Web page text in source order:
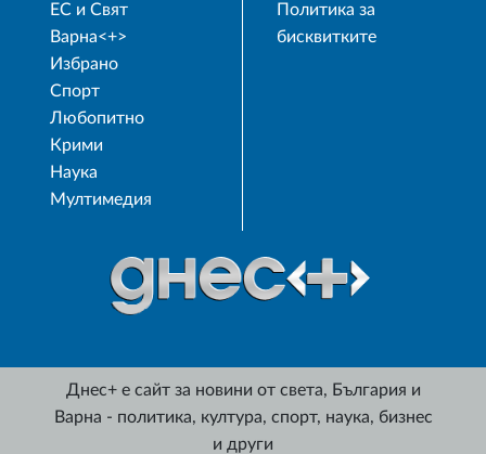
ЕС и Свят
Варна<+>
Избрано
Спорт
Любопитно
Крими
Наука
Мултимедия
Политика за
бисквитките
Днес+ е сайт за новини от света, България и
Варна - политика, култура, спорт, наука, бизнес
и други